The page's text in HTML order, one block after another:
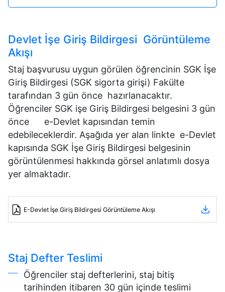
Devlet İşe Giriş Bildirgesi Görüntüleme
Akışı
Staj başvurusu uygun görülen öğrencinin SGK İşe
Giriş Bildirgesi (SGK sigorta girişi) Fakülte
tarafından 3 gün önce hazırlanacaktır.
Öğrenciler SGK işe Giriş Bildirgesi belgesini 3 gün
önce e-Devlet kapısından temin
edebileceklerdir. Aşağıda yer alan linkte e-Devlet
kapısında SGK İşe Giriş Bildirgesi belgesinin
görüntülenmesi hakkında görsel anlatımlı dosya
yer almaktadır.
E-Devlet İşe Giriş Bildirgesi Görüntüleme Akışı
Staj Defter Teslimi
Öğrenciler staj defterlerini, staj bitiş
tarihinden itibaren 30 gün içinde teslimi